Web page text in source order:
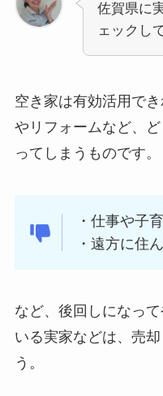
佐賀県に
ェックし
空き家は有効活用で
やリフォームなど、
ってしまうものです。
・仕事や子
・遠方に住
など、後回しになっ
いる実家などは、売
う。